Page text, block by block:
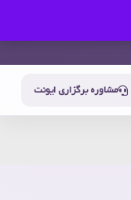
مشاوره برگزاری ایونت